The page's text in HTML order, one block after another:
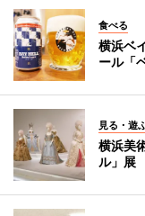
食べる
横浜ベ
ール「
見る・遊
横浜美
ル」展